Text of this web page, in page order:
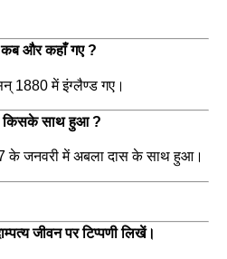
कब और कहाँ गए ?
1880 में इंग्लैण्ड गए।
किसके साथ हुआ ?
के जनवरी में अबला दास के साथ हुआ।
जीवन पर टिप्पणी लिखें।